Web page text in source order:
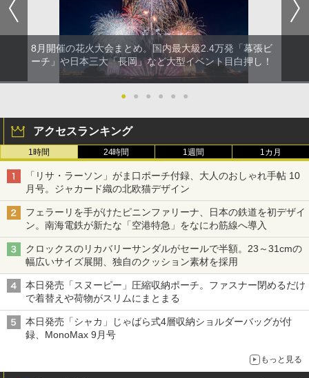
8月開催の花火大会まとめ。国内最大級2.4万発「幕張ビ
ーチ」や日本三大「長岡」など大型イベント目白押し！
● ● ● ● ● ●
アクセスランキング
1時間 24時間 1週間 1カ月
「リサ・ラーソン」がま口ポーチ付録、大人のおしゃれ手帖 10
月号。ジャカード織の北欧猫デザイン
フェラーリを手がけたピニンファリーナ、日本の鉄道を初デザイ
ン。南海電鉄が新たな「空港特急」をなにわ筋線へ導入
クロックスのリカバリーサンダルがセールで半額。23～31cmの
幅広いサイズ展開、独自のクッション素材を採用
本日発売「スヌーピー」圧縮収納ポーチ。ファスナー閉めるだけ
で着替えや荷物がスリムにまとまる
本日発売「シャカ」じゃばら式4層収納ショルダーバッグが付
録、MonoMax 9月号
もっと見る